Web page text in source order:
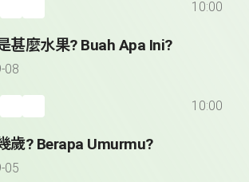
10:00
甚麼水果? Buah Apa Ini?
08
10:00
歲? Berapa Umurmu?
05